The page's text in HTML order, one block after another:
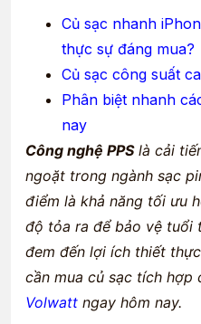
Củ sạc nhanh
thực sự đáng mua?
Củ sạc công suất
Phân biệt nhanh
nay
Công nghệ PPSlà cải
ngoặt trong ngành sạc
điểm là khả năng tối ưu
độ tỏa ra để bảo vệ tuổi
đem đến lợi ích thiết
cần mua củ sạc tích hợp
Volwatt ngay hôm nay.